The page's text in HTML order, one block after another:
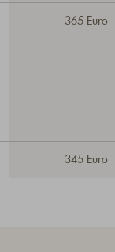
365 Euro
345 Euro